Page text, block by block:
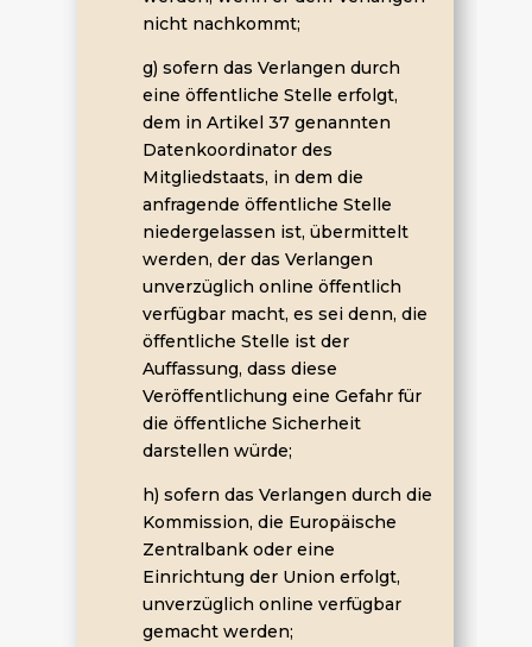
nicht nachkommt;
g) sofern das Verlangen durch
eine öffentliche Stelle erfolgt,
dem in Artikel 37 genannten
Datenkoordinator des
Mitgliedstaats, in dem die
anfragende öffentliche Stelle
niedergelassen ist, übermittelt
werden, der das Verlangen
unverzüglich online öffentlich
verfügbar macht, es sei denn, die
öffentliche Stelle ist der
Auffassung, dass diese
Veröffentlichung eine Gefahr für
die öffentliche Sicherheit
darstellen würde;
h) sofern das Verlangen durch die
Kommission, die Europäische
Zentralbank oder eine
Einrichtung der Union erfolgt,
unverzüglich online verfügbar
gemacht werden;